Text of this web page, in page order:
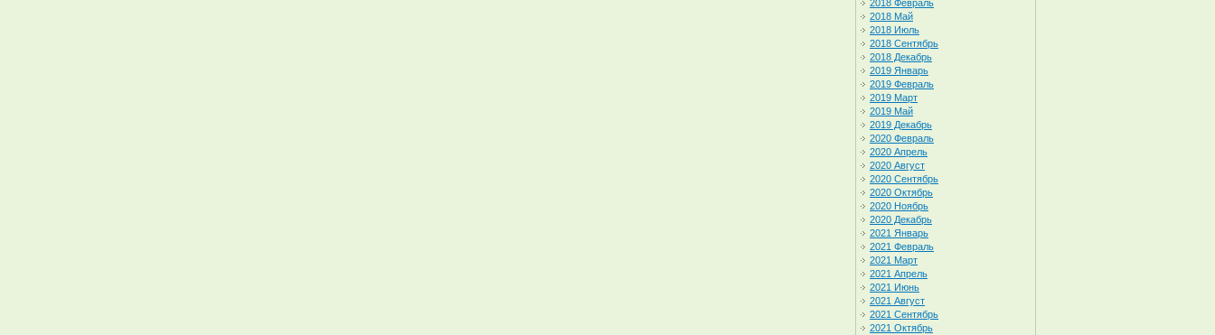
2018 Февраль
2018 Май
2018 Июль
2018 Сентябрь
2018 Декабрь
2019 Январь
2019 Февраль
2019 Март
2019 Май
2019 Декабрь
2020 Февраль
2020 Апрель
2020 Август
2020 Сентябрь
2020 Октябрь
2020 Ноябрь
2020 Декабрь
2021 Январь
2021 Февраль
2021 Март
2021 Апрель
2021 Июнь
2021 Август
2021 Сентябрь
2021 Октябрь